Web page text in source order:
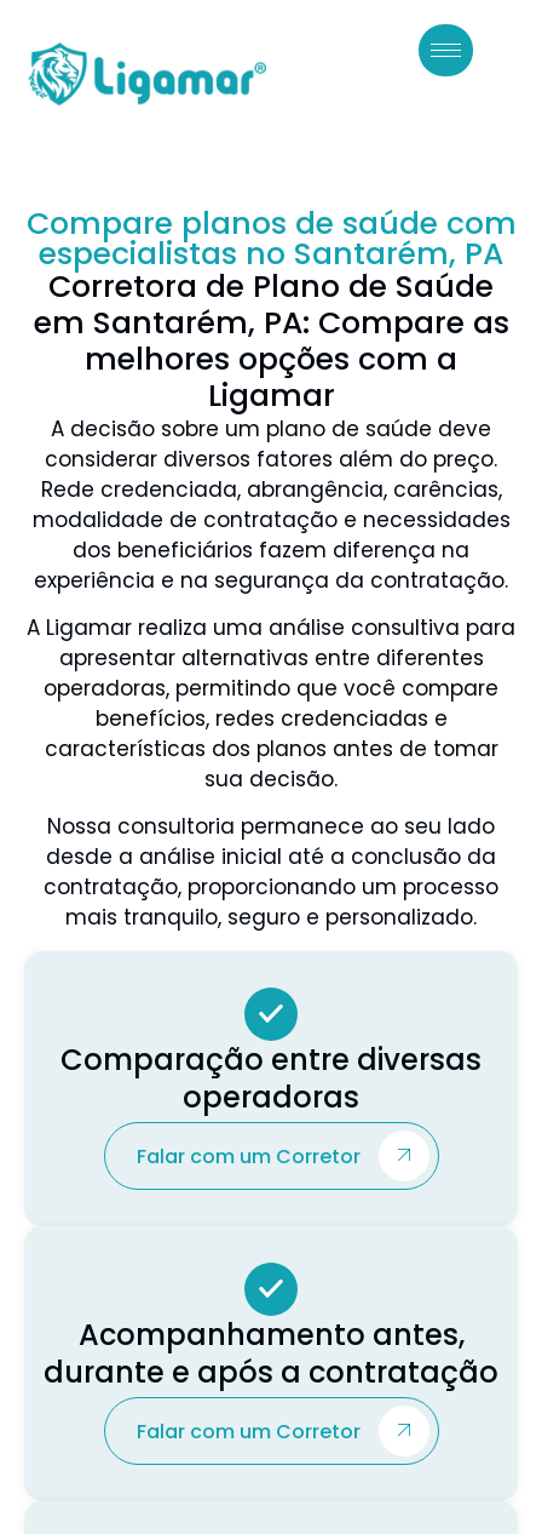
Compare planos de saúde com
especialistas no Santarém, PA
Corretora de Plano de Saúde
em Santarém, PA: Compare as
melhores opções com a
Ligamar
A decisão sobre um plano de saúde deve
considerar diversos fatores além do preço.
Rede credenciada, abrangência, carências,
modalidade de contratação e necessidades
dos beneficiários fazem diferença na
experiência e na segurança da contratação.
A Ligamar realiza uma análise consultiva para
apresentar alternativas entre diferentes
operadoras, permitindo que você compare
benefícios, redes credenciadas e
características dos planos antes de tomar
sua decisão.
Nossa consultoria permanece ao seu lado
desde a análise inicial até a conclusão da
contratação, proporcionando um processo
mais tranquilo, seguro e personalizado.
Comparação entre diversas
operadoras
Falar com um Corretor
Acompanhamento antes,
durante e após a contratação
Falar com um Corretor